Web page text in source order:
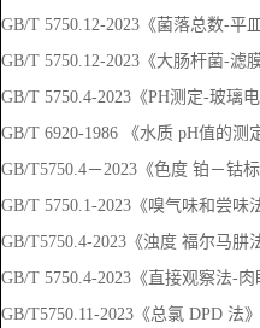
GB/T 5750.12-2023《菌落总数-平
GB/T 5750.12-2023《大肠杆菌-滤
GB/T 5750.4-2023《PH测定-玻璃
GB/T 6920-1986 《水质 pH值的测
GB/T5750.4－2023《色度 铂－钴
GB/T 5750.1-2023《嗅气味和尝味
GB/T5750.4-2023《浊度 福尔马肼
GB/T 5750.4-2023《直接观察法-
GB/T5750.11-2023《总氯 DPD 法